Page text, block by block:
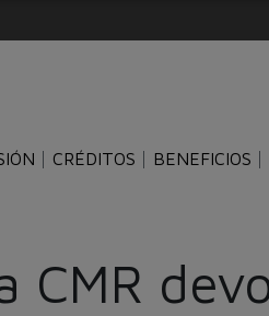
CRÉDITOS BENEFICIOS
CMR